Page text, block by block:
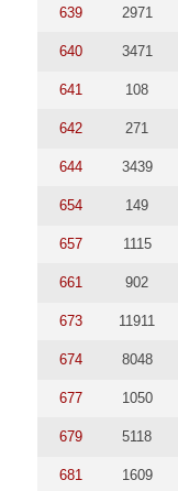
639 2971
640 3471
641 108
642 271
644 3439
654 149
657 1115
661 902
673 11911
674 8048
677 1050
679 5118
681 1609